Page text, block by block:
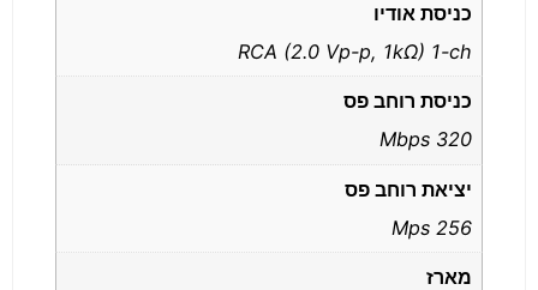
כניסת אודיו
RCA (2.0 Vp-p, 1kΩ) 1-ch
כניסת רוחב פס
320 Mbps
יציאת רוחב פס
256 Mps
מארז